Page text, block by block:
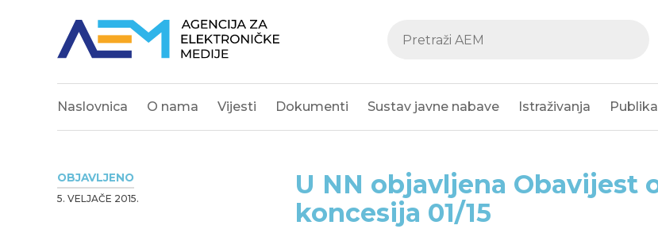
Naslovnica O nama Vijesti Dokumenti Sustav javne nabave Istraživanja
OBJAVLJENO
5. VELJAČE 2015.
U NN objavljena Obavijest
koncesija 01/15